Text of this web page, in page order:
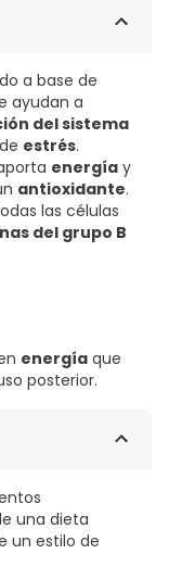
a base de
ayudan a
del sistema
estrés.
energía y
antioxidante.
las células
del grupo B
energía que
posterior.
una dieta
un estilo de